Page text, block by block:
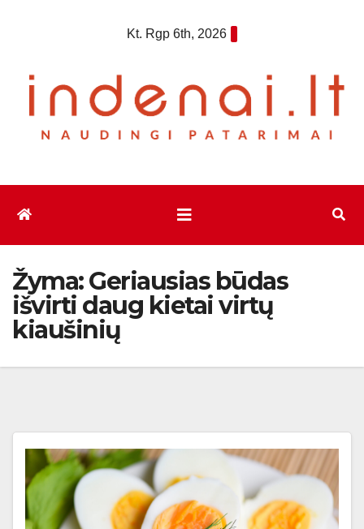
Kt. Rgp 6th, 2026
Žyma:Geriausias būdas
išvirti daug kietai virtų
kiaušinių